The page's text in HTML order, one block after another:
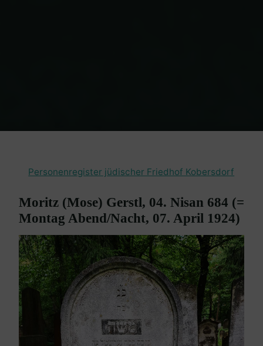
Personenregister jüdischer Friedhof Kobersdorf
Moritz (Mose) Gerstl, 04. Nisan 684 (=
Montag Abend/Nacht, 07. April 1924)